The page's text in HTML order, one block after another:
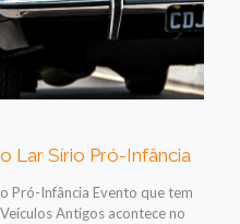
Lar Sírio Pró-Infância
Pró-Infância Evento que tem
Antigos acontece no